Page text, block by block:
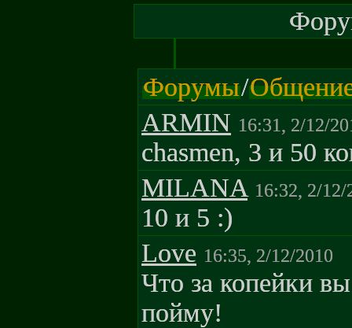
Форумы/
ARMIN 16:31, 2/12/
chasmen, 3 и 50
MILANA 16:32, 2/12/
10 и 5 :)
Love 16:35, 2/12/2010
Что за копейки
пойму!